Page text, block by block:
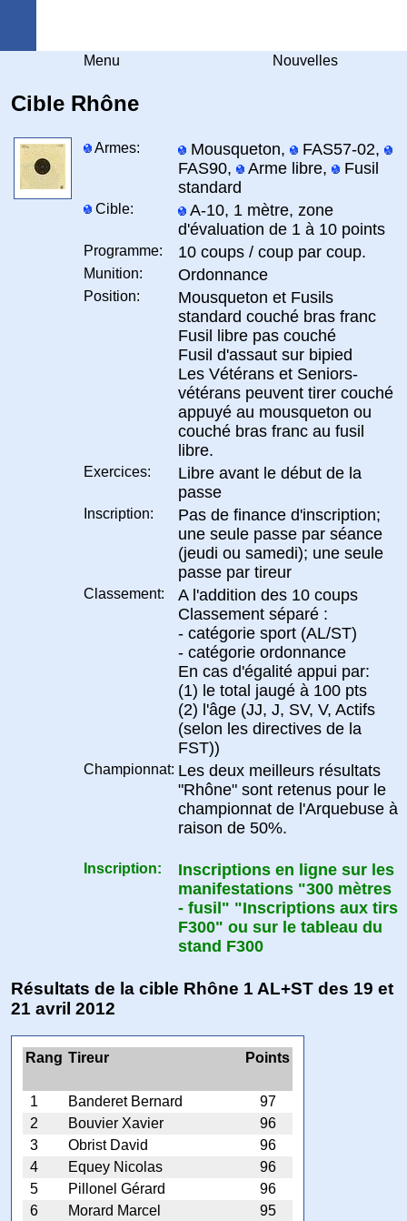
Menu Nouvelles
Cible Rhône
Armes: Mousqueton,
FAS57-02,
FAS90,
Arme libre,
Fusil
standard
Cible:
A-10, 1 mètre, zone
d'évaluation de 1 à 10 points
Programme: 10 coups / coup par coup.
Munition: Ordonnance
Position:
Mousqueton et Fusils
standard couché bras franc
Fusil libre pas couché
Fusil d'assaut sur bipied
Les Vétérans et Seniors-
vétérans peuvent tirer couché
appuyé au mousqueton ou
couché bras franc au fusil
libre.
Exercices:
Libre avant le début de la
passe
Inscription:
Pas de finance d'inscription;
une seule passe par séance
(jeudi ou samedi); une seule
passe par tireur
Classement:
A l'addition des 10 coups
Classement séparé :
- catégorie sport (AL/ST)
- catégorie ordonnance
En cas d'égalité appui par:
(1) le total jaugé à 100 pts
(2) l'âge (JJ, J, SV, V, Actifs
(selon les directives de la
FST))
Championnat: Les deux meilleurs résultats
"Rhône" sont retenus pour le
championnat de l'Arquebuse à
raison de 50%.
Inscription:
Inscriptions en ligne sur les
manifestations "300 mètres
- fusil" "Inscriptions aux tirs
F300" ou sur le tableau du
stand F300
Résultats de la cible Rhône 1 AL+ST des 19 et
21 avril 2012
Rang Tireur Points
1 Banderet Bernard
97
2
Bouvier Xavier
96
3
Obrist David
96
4
Equey Nicolas
96
5
Pillonel Gérard
96
6
Morard Marcel
95